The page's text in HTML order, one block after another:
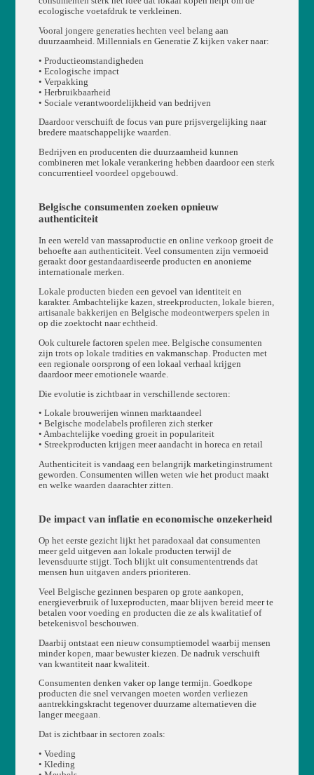
ecologische voetafdruk te verkleinen.
Vooral jongere generaties hechten veel belang aan
duurzaamheid. Millennials en Generatie Z kijken vaker naar:
• Productieomstandigheden
• Ecologische impact
• Verpakking
• Herbruikbaarheid
• Sociale verantwoordelijkheid van bedrijven
Daardoor verschuift de focus van pure prijsvergelijking naar
bredere maatschappelijke waarden.
Bedrijven en producenten die duurzaamheid kunnen
combineren met lokale verankering hebben daardoor een sterk
concurrentieel voordeel opgebouwd.
Belgische consumenten zoeken opnieuw
authenticiteit
In een wereld van massaproductie en online verkoop groeit de
behoefte aan authenticiteit. Veel consumenten zijn vermoeid
geraakt door gestandaardiseerde producten en anonieme
internationale merken.
Lokale producten bieden een gevoel van identiteit en
karakter. Ambachtelijke kazen, streekproducten, lokale bieren,
artisanale bakkerijen en Belgische modeontwerpers spelen in
op die zoektocht naar echtheid.
Ook culturele factoren spelen mee. Belgische consumenten
zijn trots op lokale tradities en vakmanschap. Producten met
een regionale oorsprong of een lokaal verhaal krijgen
daardoor meer emotionele waarde.
Die evolutie is zichtbaar in verschillende sectoren:
• Lokale brouwerijen winnen marktaandeel
• Belgische modelabels profileren zich sterker
• Ambachtelijke voeding groeit in populariteit
• Streekproducten krijgen meer aandacht in horeca en retail
Authenticiteit is vandaag een belangrijk marketinginstrument
geworden. Consumenten willen weten wie het product maakt
en welke waarden daarachter zitten.
De impact van inflatie en economische onzekerheid
Op het eerste gezicht lijkt het paradoxaal dat consumenten
meer geld uitgeven aan lokale producten terwijl de
levensduurte stijgt. Toch blijkt uit consumententrends dat
mensen hun uitgaven anders prioriteren.
Veel Belgische gezinnen besparen op grote aankopen,
energieverbruik of luxeproducten, maar blijven bereid meer te
betalen voor voeding en producten die ze als kwalitatief of
betekenisvol beschouwen.
Daarbij ontstaat een nieuw consumptiemodel waarbij mensen
minder kopen, maar bewuster kiezen. De nadruk verschuift
van kwantiteit naar kwaliteit.
Consumenten denken vaker op lange termijn. Goedkope
producten die snel vervangen moeten worden verliezen
aantrekkingskracht tegenover duurzame alternatieven die
langer meegaan.
Dat is zichtbaar in sectoren zoals:
• Voeding
• Kleding